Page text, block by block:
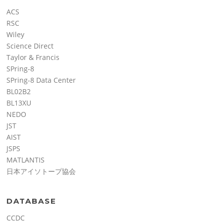
ACS
RSC
Wiley
Science Direct
Taylor & Francis
SPring-8
SPring-8 Data Center
BL02B2
BL13XU
NEDO
JST
AIST
JSPS
MATLANTIS
日本アイソトープ協会
DATABASE
CCDC